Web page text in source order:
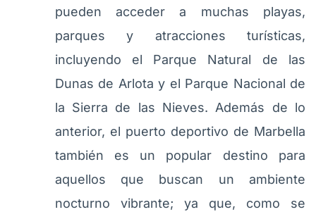
pueden acceder a muchas playas,
parques y atracciones turísticas,
incluyendo el Parque Natural de las
Dunas de Arlota y el Parque Nacional de
la Sierra de las Nieves. Además de lo
anterior, el puerto deportivo de Marbella
también es un popular destino para
aquellos que buscan un ambiente
nocturno vibrante; ya que, como se